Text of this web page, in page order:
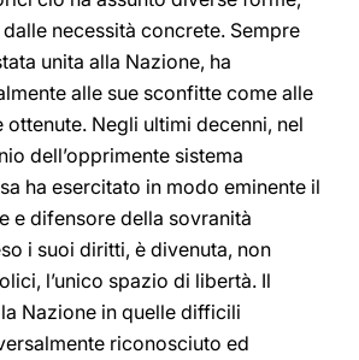
necessità concrete. Sempre
unita alla Nazione, ha
alle sue sconfitte come alle
Negli ultimi decenni, nel
dell’opprimente sistema
ha esercitato in modo eminente il
e difensore della sovranità
i suoi diritti, è divenuta, non
l’unico spazio di libertà. Il
Nazione in quelle difficili
riconosciuto ed